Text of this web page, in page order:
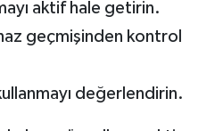
aktif hale getirin.
geçmişinden kontrol
değerlendirin.